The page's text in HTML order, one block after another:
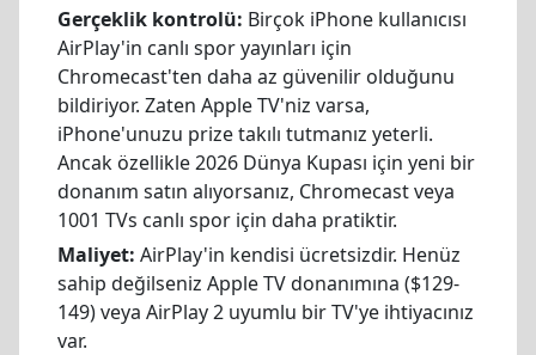
Gerçeklik kontrolü: Birçok iPhone kullanıcısı
AirPlay'in canlı spor yayınları için
Chromecast'ten daha az güvenilir olduğunu
bildiriyor. Zaten Apple TV'niz varsa,
iPhone'unuzu prize takılı tutmanız yeterli.
Ancak özellikle 2026 Dünya Kupası için yeni bir
donanım satın alıyorsanız, Chromecast veya
1001 TVs canlı spor için daha pratiktir.
Maliyet: AirPlay'in kendisi ücretsizdir. Henüz
sahip değilseniz Apple TV donanımına ($129-
149) veya AirPlay 2 uyumlu bir TV'ye ihtiyacınız
var.